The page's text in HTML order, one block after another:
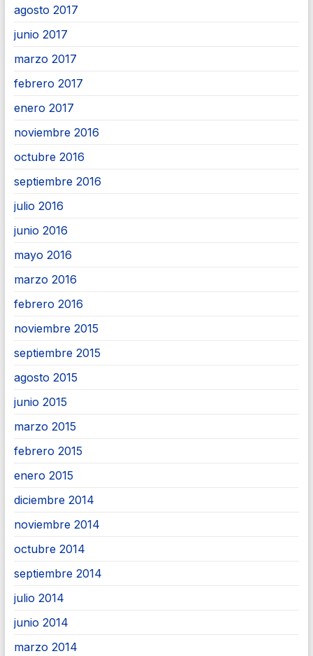
agosto 2017
junio 2017
marzo 2017
febrero 2017
enero 2017
noviembre 2016
octubre 2016
septiembre 2016
julio 2016
junio 2016
mayo 2016
marzo 2016
febrero 2016
noviembre 2015
septiembre 2015
agosto 2015
junio 2015
marzo 2015
febrero 2015
enero 2015
diciembre 2014
noviembre 2014
octubre 2014
septiembre 2014
julio 2014
junio 2014
marzo 2014